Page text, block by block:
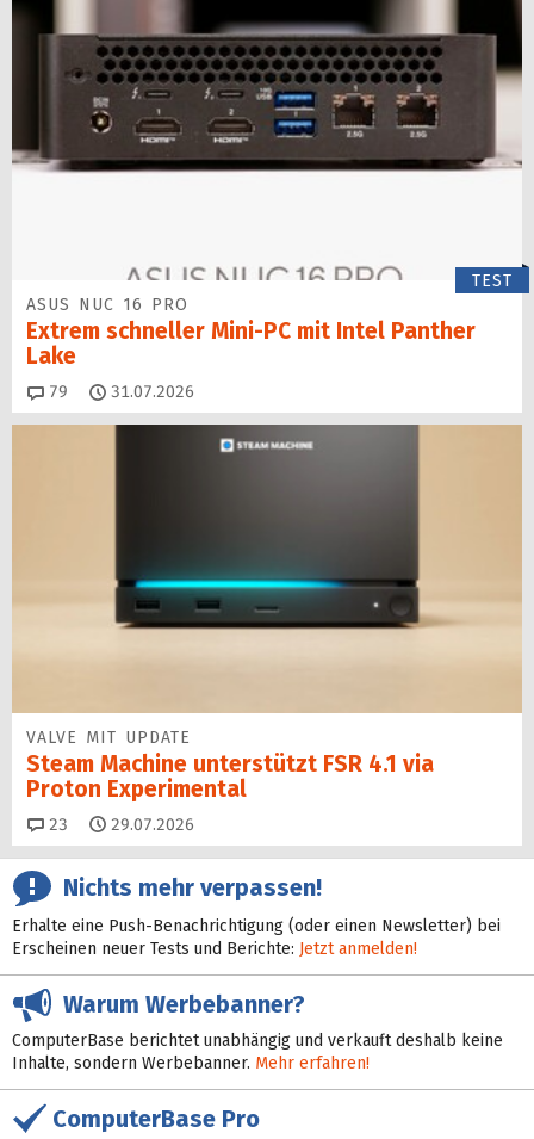
TEST
ASUS NUC 16 PRO
Extrem schneller Mini-PC mit Intel Panther
Lake
79 Kommentare
31.07.2026
VALVE MIT UPDATE
Steam Machine unterstützt FSR 4.1 via
Proton Experimental
23 Kommentare
29.07.2026
Nichts mehr verpassen!
Erhalte eine Push-Benachrichtigung (oder einen Newsletter) bei
Erscheinen neuer Tests und Berichte: Jetzt anmelden!
Warum Werbebanner?
ComputerBase berichtet unabhängig und verkauft deshalb keine
Inhalte, sondern Werbebanner. Mehr erfahren!
ComputerBase Pro